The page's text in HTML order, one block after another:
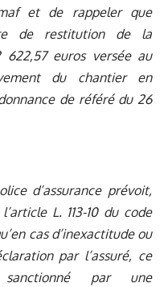
et de rappeler que
de restitution de la
622,57 euros versée au
du chantier en
de référé du 26
d’assurance prévoit,
L. 113-10 du code
cas d’inexactitude ou
par l’assuré, ce
par une